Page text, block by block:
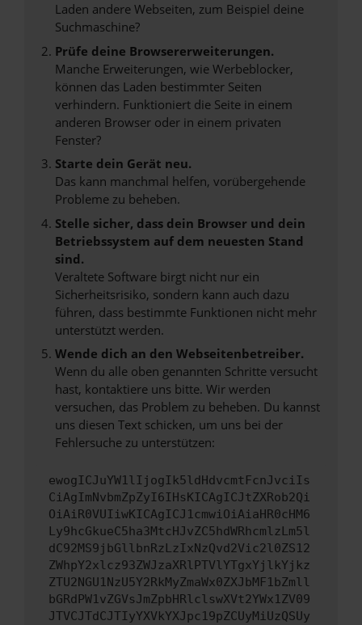
Laden andere Webseiten, zum Beispiel deine
Suchmaschine?
Prüfe deine Browsererweiterungen.
Manche Erweiterungen, wie Werbeblocker,
können das Laden bestimmter Seiten
verhindern. Funktioniert die Seite in einem
anderen Browser oder in einem privaten
Fenster?
Starte dein Gerät neu.
Das kann manchmal helfen, vorübergehende
Probleme zu beheben.
Stelle sicher, dass dein Browser und dein
Betriebssystem auf dem neuesten Stand
sind.
Veraltete Software birgt nicht nur ein
Sicherheitsrisiko, sondern kann auch dazu
führen, dass bestimmte Funktionen nicht mehr
unterstützt werden.
Wende dich an den Webseitenbetreiber.
Wenn du alle oben genannten Schritte versucht
hast, kontaktiere uns bitte. Wir werden
versuchen, das Problem zu beheben. Du kannst
uns diesen Text schicken, um uns bei der
Fehlersuche zu unterstützen:
ewogICJuYW1lIjogIk5ldHdvcmtFcnJvciIs
CiAgImNvbmZpZyI6IHsKICAgICJtZXRob2Qi
OiAiR0VUIiwKICAgICJ1cmwiOiAiaHR0cHM6
Ly9hcGkueC5ha3MtcHJvZC5hdWRhcmlzLm5l
dC92MS9jbGllbnRzLzIxNzQvd2Vic2l0ZS12
ZWhpY2xlcz93ZWJzaXRlPTVlYTgxYjlkYjkz
ZTU2NGU1NzU5Y2RkMyZmaWx0ZXJbMF1bZmll
bGRdPW1vZGVsJmZpbHRlclswXVt2YWx1ZV09
JTVCJTdCJTIyYXVkYXJpc19pZCUyMiUzQSUy